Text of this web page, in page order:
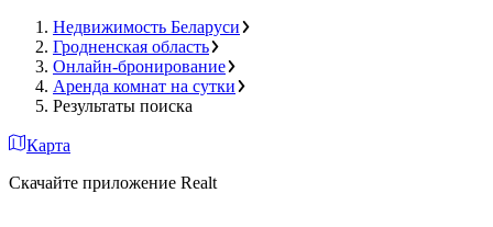
Недвижимость Беларуси
Гродненская область
Онлайн-бронирование
Аренда комнат на сутки
Результаты поиска
Карта
Скачайте приложение Realt